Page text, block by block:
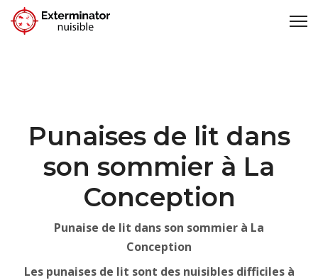
Punaises de lit dans
son sommier à La
Conception
Punaise de lit dans son sommier à La
Conception
Les punaises de lit sont des nuisibles difficiles à